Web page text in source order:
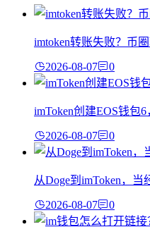
imtoken转账失败？币
2026-08-07 0
imToken创建EOS钱包
2026-08-07 0
从Doge到imToken，
2026-08-07 0